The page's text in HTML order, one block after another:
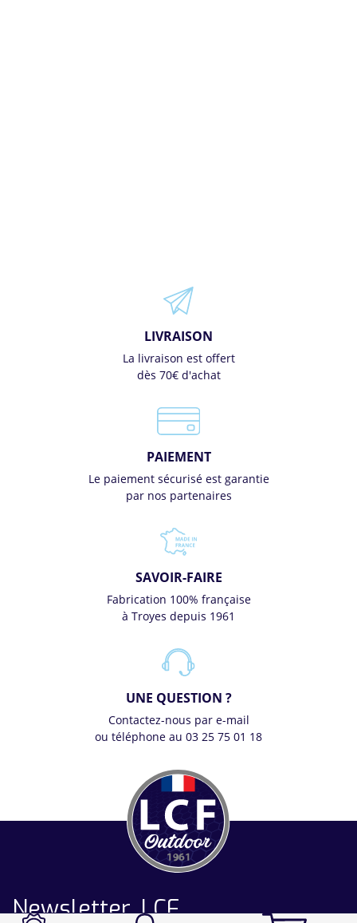
LIVRAISON
La livraison est offert
dès 70€ d'achat
PAIEMENT
Le paiement sécurisé est garantie
par nos partenaires
SAVOIR-FAIRE
Fabrication 100% française
à Troyes depuis 1961
UNE QUESTION ?
Contactez-nous par e-mail
ou téléphone au 03 25 75 01 18
Newsletter LCF